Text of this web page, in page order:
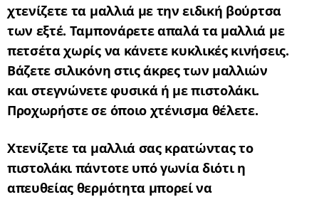
χτενίζετε τα μαλλιά με την ειδική βούρτσα
των εξτέ. Ταμπονάρετε απαλά τα μαλλιά με
πετσέτα χωρίς να κάνετε κυκλικές κινήσεις.
Βάζετε σιλικόνη στις άκρες των μαλλιών
και στεγνώνετε φυσικά ή με πιστολάκι.
Προχωρήστε σε όποιο χτένισμα θέλετε.
Χτενίζετε τα μαλλιά σας κρατώντας το
πιστολάκι πάντοτε υπό γωνία διότι η
απευθείας θερμότητα μπορεί να